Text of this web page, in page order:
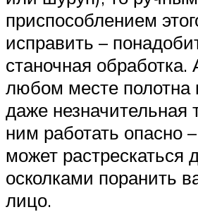
приспособлением
исправить –
станочная обработка.
любом месте полотна
даже незначительная
ним работать опасно
может растрескаться
осколками поранить
лицо.